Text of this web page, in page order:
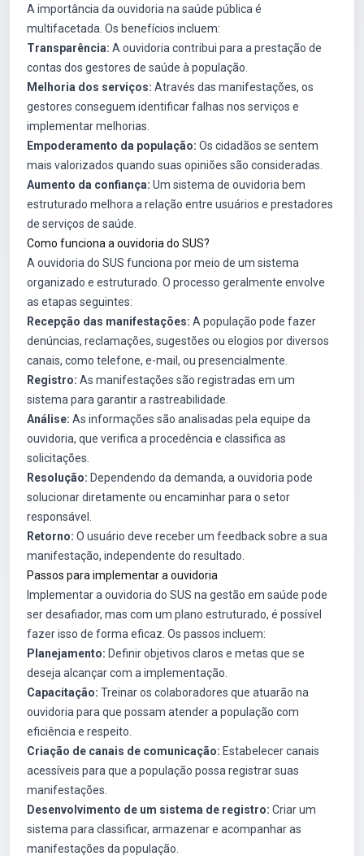
A importância da ouvidoria na saúde pública é
multifacetada. Os benefícios incluem:
Transparência: A ouvidoria contribui para a prestação de
contas dos gestores de saúde à população.
Melhoria dos serviços: Através das manifestações, os
gestores conseguem identificar falhas nos serviços e
implementar melhorias.
Empoderamento da população: Os cidadãos se sentem
mais valorizados quando suas opiniões são consideradas.
Aumento da confiança: Um sistema de ouvidoria bem
estruturado melhora a relação entre usuários e prestadores
de serviços de saúde.
Como funciona a ouvidoria do SUS?
A ouvidoria do SUS funciona por meio de um sistema
organizado e estruturado. O processo geralmente envolve
as etapas seguintes:
Recepção das manifestações: A população pode fazer
denúncias, reclamações, sugestões ou elogios por diversos
canais, como telefone, e-mail, ou presencialmente.
Registro: As manifestações são registradas em um
sistema para garantir a rastreabilidade.
Análise: As informações são analisadas pela equipe da
ouvidoria, que verifica a procedência e classifica as
solicitações.
Resolução: Dependendo da demanda, a ouvidoria pode
solucionar diretamente ou encaminhar para o setor
responsável.
Retorno: O usuário deve receber um feedback sobre a sua
manifestação, independente do resultado.
Passos para implementar a ouvidoria
Implementar a ouvidoria do SUS na gestão em saúde pode
ser desafiador, mas com um plano estruturado, é possível
fazer isso de forma eficaz. Os passos incluem:
Planejamento: Definir objetivos claros e metas que se
deseja alcançar com a implementação.
Capacitação: Treinar os colaboradores que atuarão na
ouvidoria para que possam atender a população com
eficiência e respeito.
Criação de canais de comunicação: Estabelecer canais
acessíveis para que a população possa registrar suas
manifestações.
Desenvolvimento de um sistema de registro: Criar um
sistema para classificar, armazenar e acompanhar as
manifestações da população.